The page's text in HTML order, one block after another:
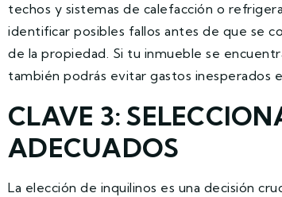
techos y sistemas de calefacción o
identificar posibles fallos antes de que se
de la propiedad. Si tu inmueble se
también podrás evitar gastos inesperados
CLAVE 3:
ADECUADOS
La elección de inquilinos es una decisión